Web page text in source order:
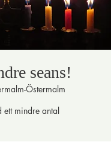
seans!
Östermalm
ett mindre antal